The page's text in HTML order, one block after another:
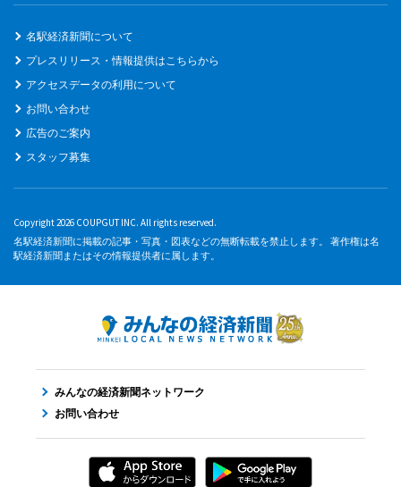
名駅経済新聞について
プレスリリース・情報提供はこちらから
アクセスデータの利用について
お問い合わせ
広告のご案内
スタッフ募集
Copyright 2026 COUPGUT INC. All rights reserved.
名駅経済新聞に掲載の記事・写真・図表などの無断転載を禁止します。 著作権は名
駅経済新聞またはその情報提供者に属します。
みんなの経済新聞ネットワーク
お問い合わせ